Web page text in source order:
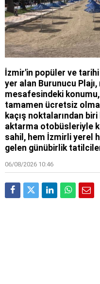
İzmir'in popüler ve
yer alan Burunucu
mesafesindeki
tamamen ücretsiz
kaçış noktalarından
aktarma otobüsleriyle
sahil, hem İzmirli yerel
gelen günübirlik
06/08/2026 10:46